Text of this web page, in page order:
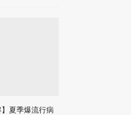
】夏季爆流行病